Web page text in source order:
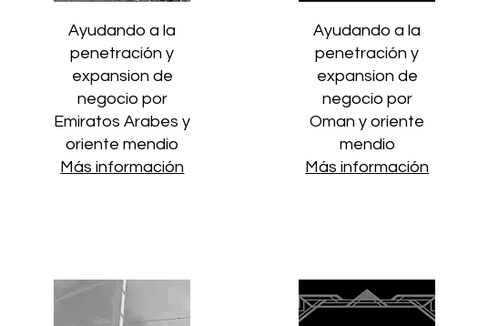
Ayudando a la
penetración y
expansion de
negocio por
Emiratos Arabes y
oriente mendio
Más información
Ayudando a la
penetración y
expansion de
negocio por
Oman y oriente
mendio
Más información